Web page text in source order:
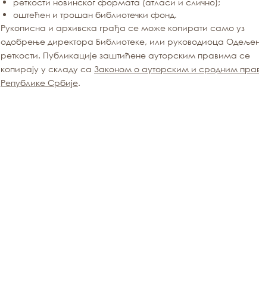
оштећен и трошан библиотечки фонд.
Рукописна и архивска грађа се може копирати само уз
одобрење директора Библиотеке, или руководиоца
реткости. Публикације заштићене ауторским правима се
копирају у складу са Законом о ауторским и сродним
Републике Србије.